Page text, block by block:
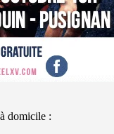
domicile :